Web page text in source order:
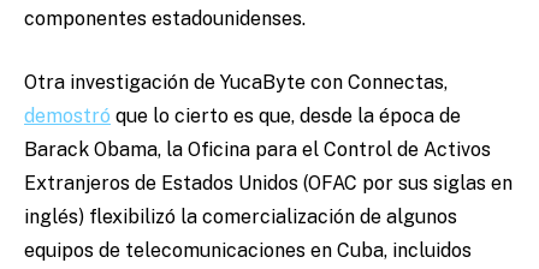
componentes estadounidenses.
Otra investigación de YucaByte con Connectas,
demostró que lo cierto es que, desde la época de
Barack Obama, la Oficina para el Control de Activos
Extranjeros de Estados Unidos (OFAC por sus siglas en
inglés) flexibilizó la comercialización de algunos
equipos de telecomunicaciones en Cuba, incluidos